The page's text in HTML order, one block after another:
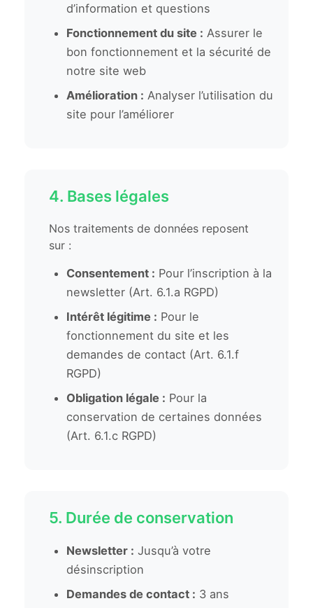
d’information et questions
Fonctionnement du site : Assurer le
bon fonctionnement et la sécurité de
notre site web
Amélioration : Analyser l’utilisation du
site pour l’améliorer
4. Bases légales
Nos traitements de données reposent
sur :
Consentement : Pour l’inscription à la
newsletter (Art. 6.1.a RGPD)
Intérêt légitime : Pour le
fonctionnement du site et les
demandes de contact (Art. 6.1.f
RGPD)
Obligation légale : Pour la
conservation de certaines données
(Art. 6.1.c RGPD)
5. Durée de conservation
Newsletter : Jusqu’à votre
désinscription
Demandes de contact : 3 ans